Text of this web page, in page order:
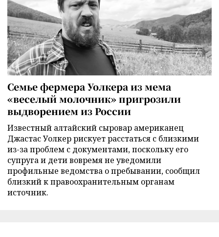
Семье фермера Уолкера из мема
«веселый молочник» пригрозили
выдворением из России
Известный алтайский сыровар американец
Джастас Уолкер рискует расстаться с близкими
из-за проблем с документами, поскольку его
супруга и дети вовремя не уведомили
профильные ведомства о пребывании, сообщил
близкий к правоохранительным органам
источник.